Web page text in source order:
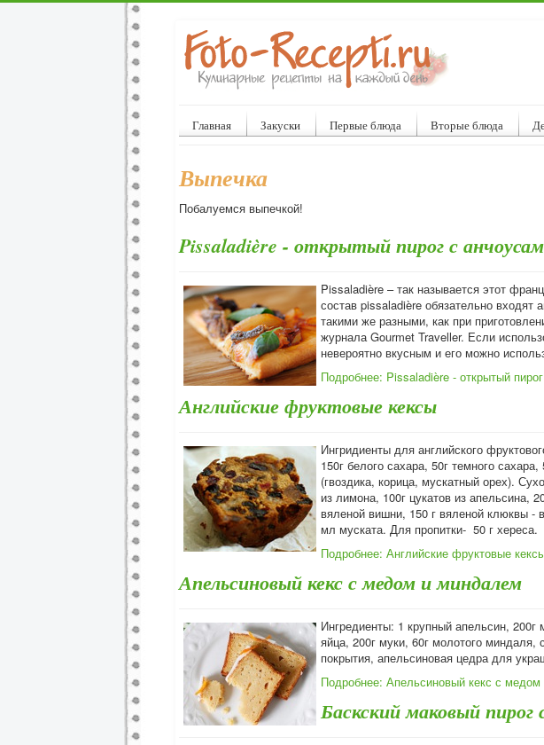
Главная Закуски Первые блюда Вторые блюда
Выпечка
Побалуемся выпечкой!
Pissaladière - открытый пирог с
Pissaladière – так называется этот
состав pissaladière обязательно входят
такими же разными, как при
журнала Gourmet Traveller. Если
невероятно вкусным и его можно
Подробнее: Pissaladière - открытый
Английские фруктовые кексы
Ингридиенты для английского
150г белого сахара, 50г темного
(гвоздика, корица, мускатный орех).
из лимона, 100г цукатов из апельсина,
вяленой вишни, 150 г вяленой клюквы -
мл муската. Для пропитки- 50 г хереса.
Подробнее: Английские фруктовые
Апельсиновый кекс с медом и миндалем
Ингредиенты: 1 крупный апельсин,
яйца, 200г муки, 60г молотого
покрытия, апельсиновая цедра для
Подробнее: Апельсиновый кекс с
Баскский маковый